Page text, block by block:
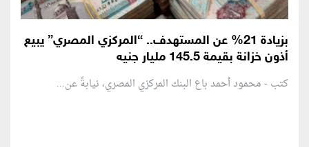
بزيادة 21% عن المستهدف.. “المركزي المصري” يبيع
أذون خزانة بقيمة 145.5 مليار جنيه
كتب - محمود أحمد باع البنك المركزي المصري، نيابةً عن...